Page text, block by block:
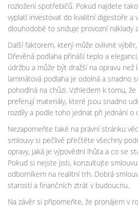
rozložení spotřebičů. Pokud najdete
vyplatí investovat do kvalitní digestoře a
dlouhodobě to snižuje provozní náklady
Další faktorem, který může ovlivnit
Dřevěná podlaha přináší teplo a
údržbu a může být dražší na opravu než
laminátová podlaha je odolná a snadno
pohodlná na chůzi. Vzhledem k tomu,
preferují materiály, které jsou snadno
rozdíly a podle toho jednat při jednání o
Nezapomeňte také na právní stránku
smlouvy si pečlivě přečtěte všechny
opravy, jaká je výpovědní lhůta a co se
Pokud si nejste jisti, konzultujte
odborníkem na realitní trh. Dobrá
starostí a finančních ztrát v budoucnu.
Na závěr si připomeňte, že pronájem v